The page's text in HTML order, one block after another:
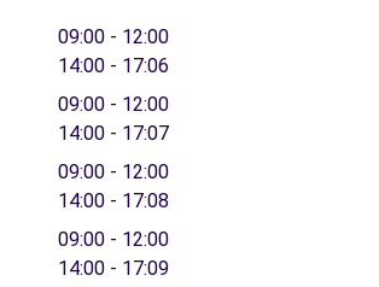
09:00 - 12:00
14:00 - 17:06
09:00 - 12:00
14:00 - 17:07
09:00 - 12:00
14:00 - 17:08
09:00 - 12:00
14:00 - 17:09